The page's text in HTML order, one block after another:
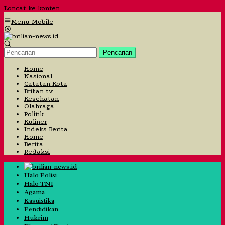
Loncat ke konten
Menu Mobile
Pencarian
Home
Nasional
Catatan Kota
Brilian tv
Kesehatan
Olahraga
Politik
Kuliner
Indeks Berita
Home
Berita
Redaksi
Halo Polisi
Halo TNI
Agama
Kasuistika
Pendidikan
Hukrim